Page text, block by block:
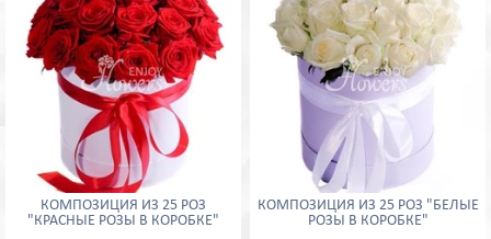
КОМПОЗИЦИЯ ИЗ 25 РОЗ
"КРАСНЫЕ РОЗЫ В КОРОБКЕ"
КОМПОЗИЦИЯ ИЗ 25 РОЗ "БЕЛЫЕ
РОЗЫ В КОРОБКЕ"